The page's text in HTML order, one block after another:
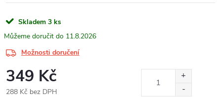
Skladem 3 ks
11.8.2026
Možnosti doručení
349 Kč
288 Kč bez DPH